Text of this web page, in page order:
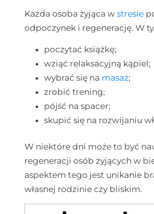
Każda osoba żyjąca wstresie
odpoczynek i regenerację. W
poczytać książkę;
wziąć relaksacyjną kąpiel;
wybrać się na masaż;
zrobić trening;
pójść na spacer;
skupić się na rozwijaniu
W niektóre dni może to być
regeneracji osób żyjących w
aspektem tego jest unikanie
własnej rodzinie czy bliskim.